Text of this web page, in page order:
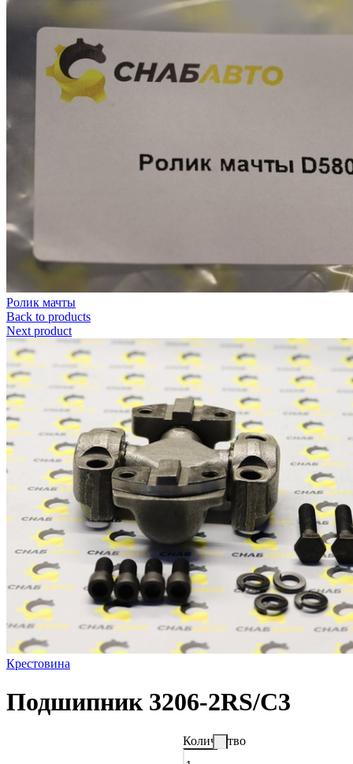
Ролик мачты
Back to products
Next product
Крестовина
Подшипник 3206-2RS/C3
Количество